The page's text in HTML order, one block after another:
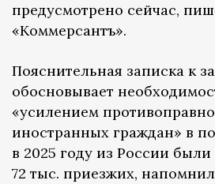
предусмотрено сейчас,
«Коммерсантъ».
Пояснительная записка к
обосновывает
«усилением
иностранных граждан» в
в 2025 году из России
72 тыс. приезжих,